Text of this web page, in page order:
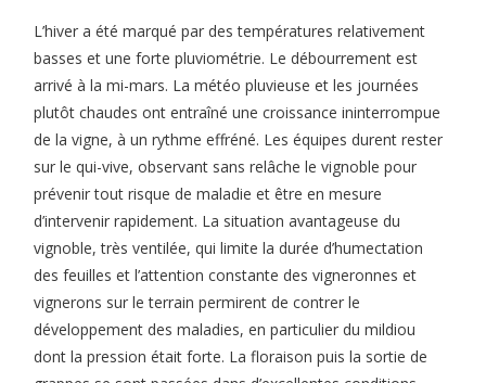
L’hiver a été marqué par des températures relativement
basses et une forte pluviométrie. Le débourrement est
arrivé à la mi-mars. La météo pluvieuse et les journées
plutôt chaudes ont entraîné une croissance ininterrompue
de la vigne, à un rythme effréné. Les équipes durent rester
sur le qui-vive, observant sans relâche le vignoble pour
prévenir tout risque de maladie et être en mesure
d’intervenir rapidement. La situation avantageuse du
vignoble, très ventilée, qui limite la durée d’humectation
des feuilles et l’attention constante des vigneronnes et
vignerons sur le terrain permirent de contrer le
développement des maladies, en particulier du mildiou
dont la pression était forte. La floraison puis la sortie de